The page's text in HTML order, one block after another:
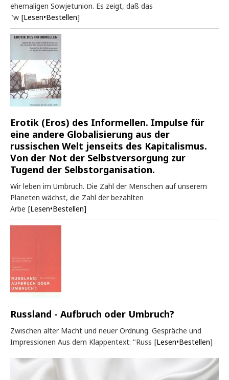
ehemaligen Sowjetunion. Es zeigt, daß das
"w [Lesen•Bestellen]
Erotik (Eros) des Informellen. Impulse für
eine andere Globalisierung aus der
russischen Welt jenseits des Kapitalismus.
Von der Not der Selbstversorgung zur
Tugend der Selbstorganisation.
Wir leben im Umbruch. Die Zahl der Menschen auf unserem
Planeten wächst, die Zahl der bezahlten
Arbe [Lesen•Bestellen]
Russland - Aufbruch oder Umbruch?
Zwischen alter Macht und neuer Ordnung. Gespräche und
Impressionen Aus dem Klappentext: "Russ [Lesen•Bestellen]